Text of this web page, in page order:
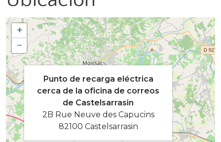
+
−
Punto de recarga eléctrica
cerca de la oficina de correos
de Castelsarrasin
2B Rue Neuve des Capucins
82100 Castelsarrasin